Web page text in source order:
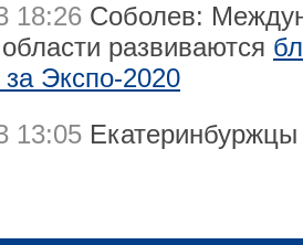
18:26 Соболев:
развиваются
за Экспо-2020
13:05